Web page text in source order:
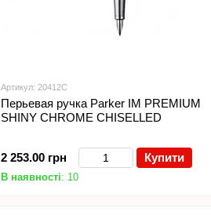
Артикул: 20412C
Перьевая ручка Parker IM PREMIUM
SHINY CHROME CHISELLED
2 253.00 грн Купити
В наявності: 10